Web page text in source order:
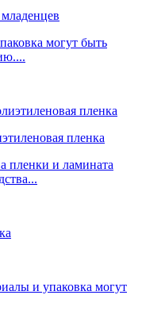
могут быть
пленка
пленки и ламината
и упаковка могут